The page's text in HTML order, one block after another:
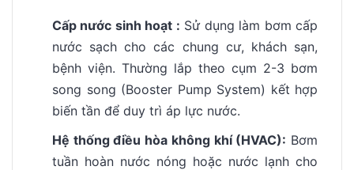
Cấp nước sinh hoạt : Sử dụng làm bơm cấp
nước sạch cho các chung cư, khách sạn,
bệnh viện. Thường lắp theo cụm 2-3 bơm
song song (Booster Pump System) kết hợp
biến tần để duy trì áp lực nước.
Hệ thống điều hòa không khí (HVAC): Bơm
tuần hoàn nước nóng hoặc nước lạnh cho